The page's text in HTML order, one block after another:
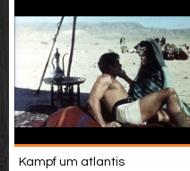
Kampf um atlantis